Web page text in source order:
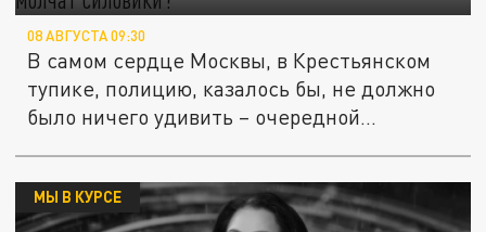
08 АВГУСТА 09:30
В самом сердце Москвы, в Крестьянском
тупике, полицию, казалось бы, не должно
было ничего удивить – очередной...
МЫ В КУРСЕ